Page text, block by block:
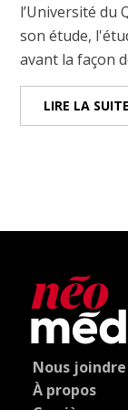
l’Université du
son étude,
avant la façon
LIRE LA SUITE
Nous joindre
À propos